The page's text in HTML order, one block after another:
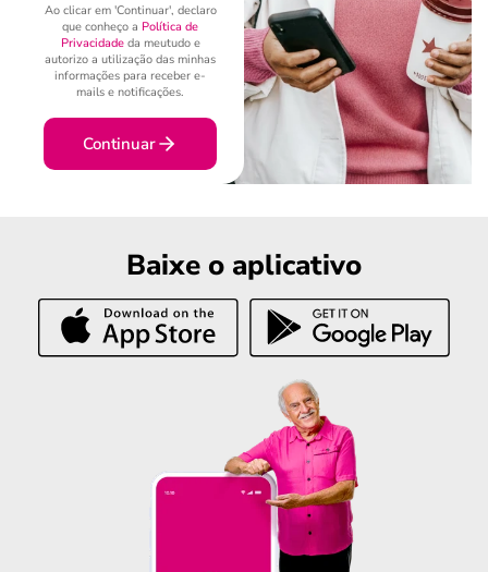
Ao clicar em 'Continuar', declaro
que conheço a Política de
Privacidadeda meutudo e
autorizo a utilização das minhas
informações para receber e-
mails e notificações.
Continuar
Baixe o aplicativo